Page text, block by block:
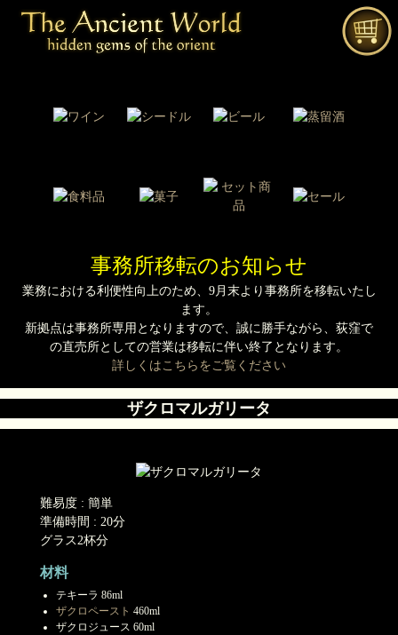
事務所移転のお知らせ
業務における利便性向上のため、9月末より事務所を移転いたし
ます。
新拠点は事務所専用となりますので、誠に勝手ながら、荻窪で
の直売所としての営業は移転に伴い終了となります。
詳しくはこちらをご覧ください
ザクロマルガリータ
難易度 : 簡単
準備時間 : 20分
グラス2杯分
材料
テキーラ 86ml
ザクロペースト 460ml
ザクロジュース 60ml